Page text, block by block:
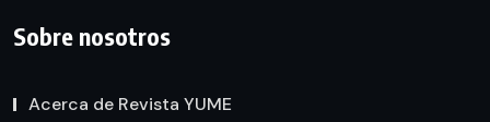
Sobre nosotros
Acerca de Revista YUME